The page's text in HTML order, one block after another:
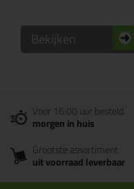
Bekijken
Voor 16:00 uur besteld
morgen in huis
Grootste assortiment
uit voorraad leverbaar